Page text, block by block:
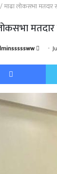
/माढा लोकसभा मतदार
Send